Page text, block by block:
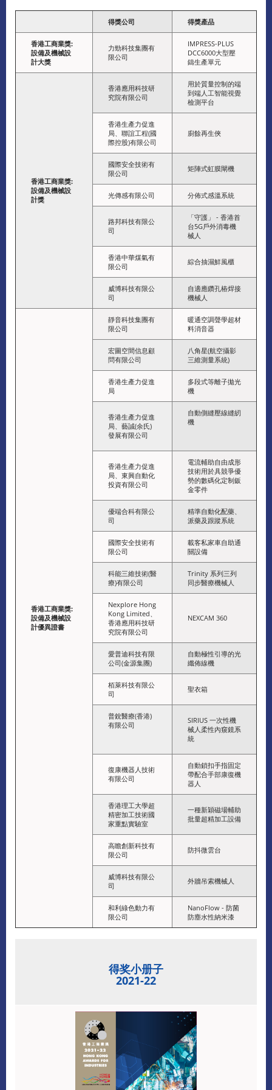
得獎公司 得獎產品
香港工商業獎:
設備及機械設
計大獎
力勁科技集團有
限公司
IMPRESS-PLUS
DCC6000大型壓
鑄生產單元
香港工商業獎:
設備及機械設
計獎
香港應用科技研
究院有限公司
用於質量控制的端
到端人工智能視覺
檢測平台
香港生產力促進
局、聯誼工程(國
際控股)有限公司
廚餘再生俠
國際安全技術有
限公司
矩陣式虹膜閘機
光傳感有限公司 分佈式感溫系統
路邦科技有限公
司
「守護」 - 香港首
台5G戶外消毒機
械人
香港中華煤氣有
限公司
綜合抽濕鮮風櫃
威博科技有限公
司
自適應鑽孔樁焊接
機械人
香港工商業獎:
設備及機械設
計優異證書
靜音科技集團有
限公司
暖通空調聲學超材
料消音器
宏圖空間信息顧
問有限公司
八角星(航空攝影
三維測量系統)
香港生產力促進
局
多段式等離子拋光
機
香港生產力促進
局、藝誠(余氏)
發展有限公司
自動側縫壓線縫紉
機
香港生產力促進
局、東興自動化
投資有限公司
電流輔助自由成形
技術用於具競爭優
勢的數碼化定制鈑
金零件
優端合科有限公
司
精準自動化配藥、
派藥及跟蹤系統
國際安全技術有
限公司
載客私家車自助通
關設備
科能三維技術(醫
療)有限公司
Trinity 系列三列
同步醫療機械人
Nexplore Hong
Kong Limited、
香港應用科技研
究院有限公司
NEXCAM 360
愛普迪科技有限
公司(金源集團)
自動極性引導的光
纖佈線機
栢萊科技有限公
司
聖衣箱
普銳醫療(香港)
有限公司
SIRIUS 一次性機
械人柔性內窺鏡系
統
復康機器人技術
有限公司
自動鎖扣手指固定
帶配合手部康復機
器人
香港理工大學超
精密加工技術國
家重點實驗室
一種新穎磁場輔助
批量超精加工設備
高瞻創新科技有
限公司
防抖微雲台
威博科技有限公
司
外牆吊索機械人
和利綠色動力有
限公司
NanoFlow - 防菌
防塵水性納米漆
得奖小册子
2021-22